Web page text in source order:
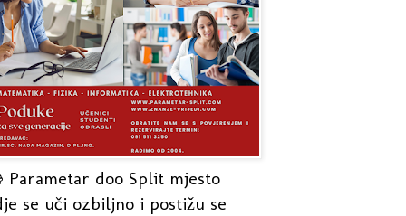
Parametar doo Split mjesto
se uči ozbiljno i postižu se